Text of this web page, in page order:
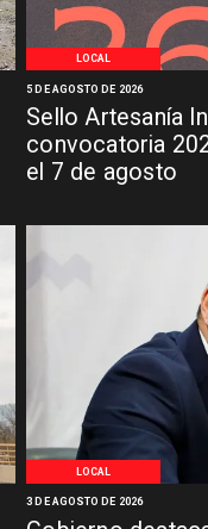
LOCAL
Sello Artesanía
convocatoria
el 7 de agosto
5 DE AGOSTO DE 2026
LOCAL
3 DE AGOSTO DE 2026